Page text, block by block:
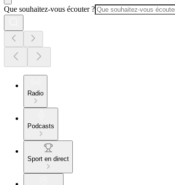
Que souhaitez-vous écouter ?
Radio
Podcasts
Sport en direct